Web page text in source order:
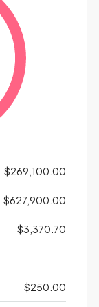
$269,100.00
$627,900.00
$3,370.70
$250.00